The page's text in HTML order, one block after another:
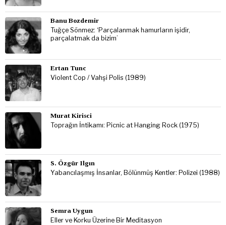
Banu Bozdemir
Tuğçe Sönmez: ‘Parçalanmak hamurların işidir,
parçalatmak da bizim’
Ertan Tunc
Violent Cop / Vahşi Polis (1989)
Murat Kirisci
Toprağın İntikamı: Picnic at Hanging Rock (1975)
S. Özgür Ilgın
Yabancılaşmış İnsanlar, Bölünmüş Kentler: Polizei (1988)
Semra Uygun
Eller ve Korku Üzerine Bir Meditasyon